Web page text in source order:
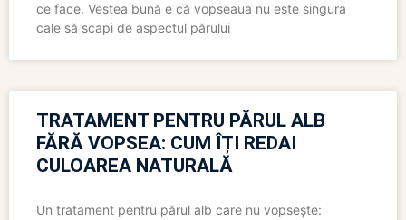
ce face. Vestea bună e că vopseaua nu este singura
cale să scapi de aspectul părului
TRATAMENT PENTRU PĂRUL ALB
FĂRĂ VOPSEA: CUM ÎȚI REDAI
CULOAREA NATURALĂ
Un tratament pentru părul alb care nu vopsește: